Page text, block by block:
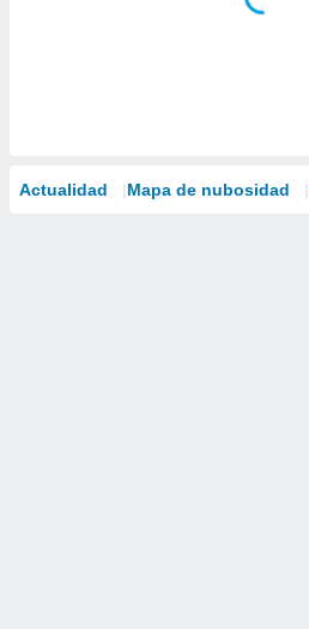
Actualidad Mapa de nubosidad